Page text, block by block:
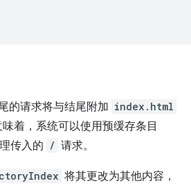
的请求将与结尾附加 index.html
着，系统可以使用预缓存条目
传入的 / 请求。
将其更改为其他内容，